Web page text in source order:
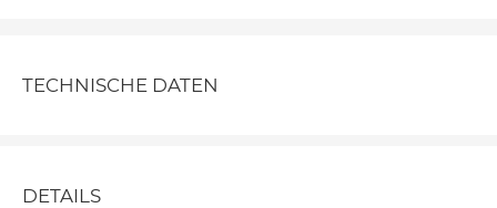
TECHNISCHE DATEN
DETAILS